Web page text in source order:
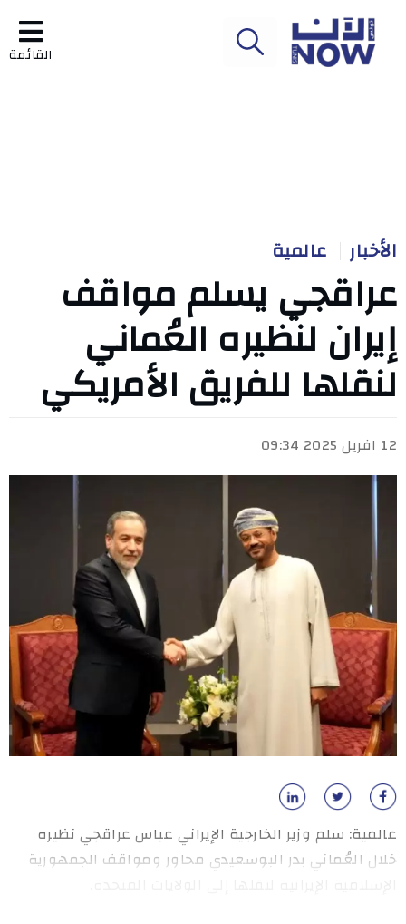
القائمة
الأخبار عالمية
عراقجي يسلم مواقف
إيران لنظيره العُماني
لنقلها للفريق الأمريكي
12 افريل 2025 09:34
عالمية: سلم وزير الخارجية الإيراني عباس عراقجي نظيره
خلال العُماني بدر البوسعيدي محاور ومواقف الجمهورية